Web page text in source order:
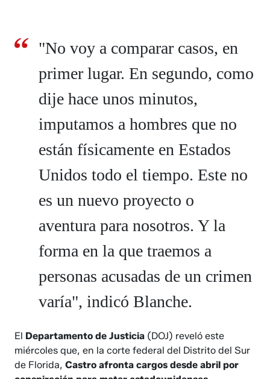
"No voy a comparar casos, en
primer lugar. En segundo, como
dije hace unos minutos,
imputamos a hombres que no
están físicamente en Estados
Unidos todo el tiempo. Este no
es un nuevo proyecto o
aventura para nosotros. Y la
forma en la que traemos a
personas acusadas de un crimen
varía", indicó Blanche.
El Departamento de Justicia (DOJ) reveló este
miércoles que, en la corte federal del Distrito del Sur
de Florida,Castro afronta cargos desde abril por